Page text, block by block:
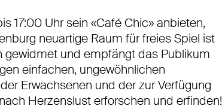
17:00 Uhr sein «Café Chic» anbieten,
neuartige Raum für freies Spiel ist
gewidmet und empfängt das Publikum
einfachen, ungewöhnlichen
Erwachsenen und der zur Verfügung
Herzenslust erforschen und erfinden!